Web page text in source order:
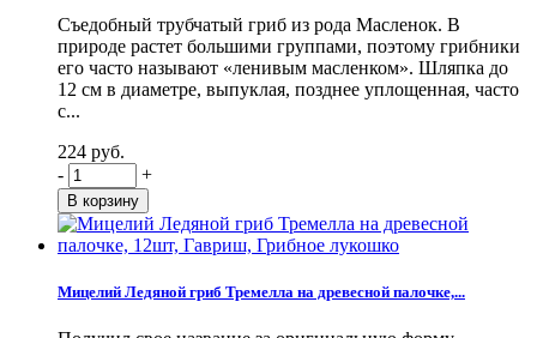
Съедобный трубчатый гриб из рода Масленок. В
природе растет большими группами, поэтому грибники
его часто называют «ленивым масленком». Шляпка до
12 см в диаметре, выпуклая, позднее уплощенная, часто
с...
224 руб.
-
+
Мицелий Ледяной гриб Тремелла на древесной палочке,...